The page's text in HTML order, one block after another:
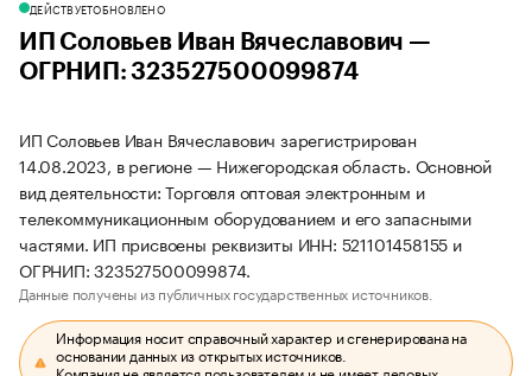
ДЕЙСТВУЕТОБНОВЛЕНО
ИП Соловьев Иван Вячеславович —
ОГРНИП: 323527500099874
ИП Соловьев Иван Вячеславович зарегистрирован
14.08.2023, в регионе — Нижегородская область. Основной
вид деятельности: Торговля оптовая электронным и
телекоммуникационным оборудованием и его запасными
частями. ИП присвоены реквизиты ИНН: 521101458155 и
ОГРНИП: 323527500099874.
Данные получены из публичных государственных источников.
Информация носит справочный характер и сгенерирована на
основании данных из открытых источников.